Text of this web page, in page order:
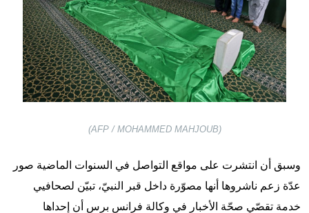
(AFP / MOHAMMED MAHJOUB)
وسبق أن انتشرت على مواقع التواصل في السنوات الماضية صور
عدّة زعم ناشروها أنها مصوّرة داخل قبر النبيّ، تبيّن لصحافيي
خدمة تقصّي صحّة الأخبار في وكالة فرانس برس أن إحداها